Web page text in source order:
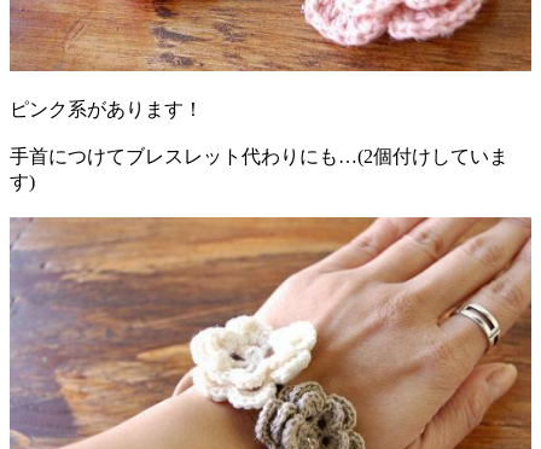
ピンク系があります！
手首につけてブレスレット代わりにも…(2個付けしていま
す)